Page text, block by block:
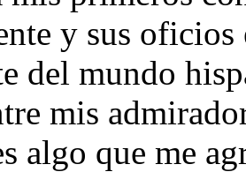
y sus
del mundo
mis
algo que me